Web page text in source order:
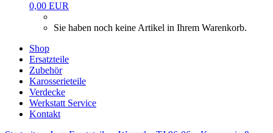
0,00 EUR
Sie haben noch keine Artikel in Ihrem Warenkorb.
Shop
Ersatzteile
Zubehör
Karosserieteile
Verdecke
Werkstatt Service
Kontakt